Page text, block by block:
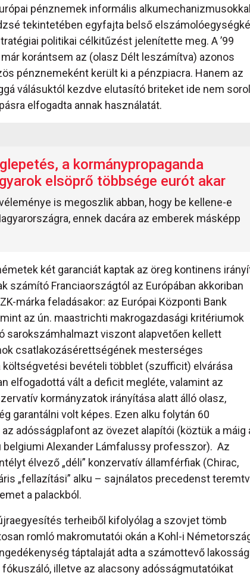
pénznemek informális alkumechanizmusokkal
tekintetében egyfajta belső
politikai célkitűzést jelenítette meg. A ’99
korántsem az (olasz Délt leszámítva) azonos
pénznemeként került ki a pénzpiacra. Hanem az
válásuktól kezdve elutasító briteket ide nem
elfogadta annak használatát.
a kormánypropaganda
elsöprő többsége eurót akar
is megoszlik abban, hogy be kellene-e
ennek dacára az emberek másképp
két garanciát kaptak az öreg kontinens
számító Franciaországtól az Európában akkoriban
márka feladásakor: az Európai Központi Bank
az ún. maastrichti makrogazdasági kritériumok
sarokszámhalmazt viszont alapvetően kellett
csatlakozásérettségének mesterséges
bevételi többlet (szufficit) elvárása
elfogadottá vált a deficit megléte, valamint az
kormányzatok irányítása alatt álló olasz,
garantálni volt képes. Ezen alku folytán 60
adósságplafont az övezet alapítói (köztük a máig
Alexander Lámfalussy professzor). Az
élvező „déli” konzervatív államférfiak (Chirac,
„fellazítási” alku – sajnálatos precedenst
a palackból.
terheiből kifolyólag a szovjet tömb
romló makromutatói okán a Kohl-i
táptalaját adta a számottevő
illetve az alacsony adósságmutatóikat